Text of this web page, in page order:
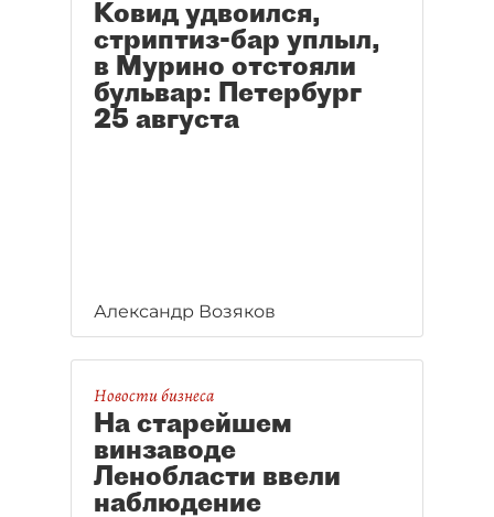
Ковид удвоился,
стриптиз-бар уплыл,
в Мурино отстояли
бульвар: Петербург
25 августа
Александр Возяков
Новости бизнеса
На старейшем
винзаводе
Ленобласти ввели
наблюдение